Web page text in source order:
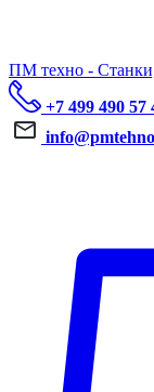
ПМ техно - Станки,
+7 499 490 57